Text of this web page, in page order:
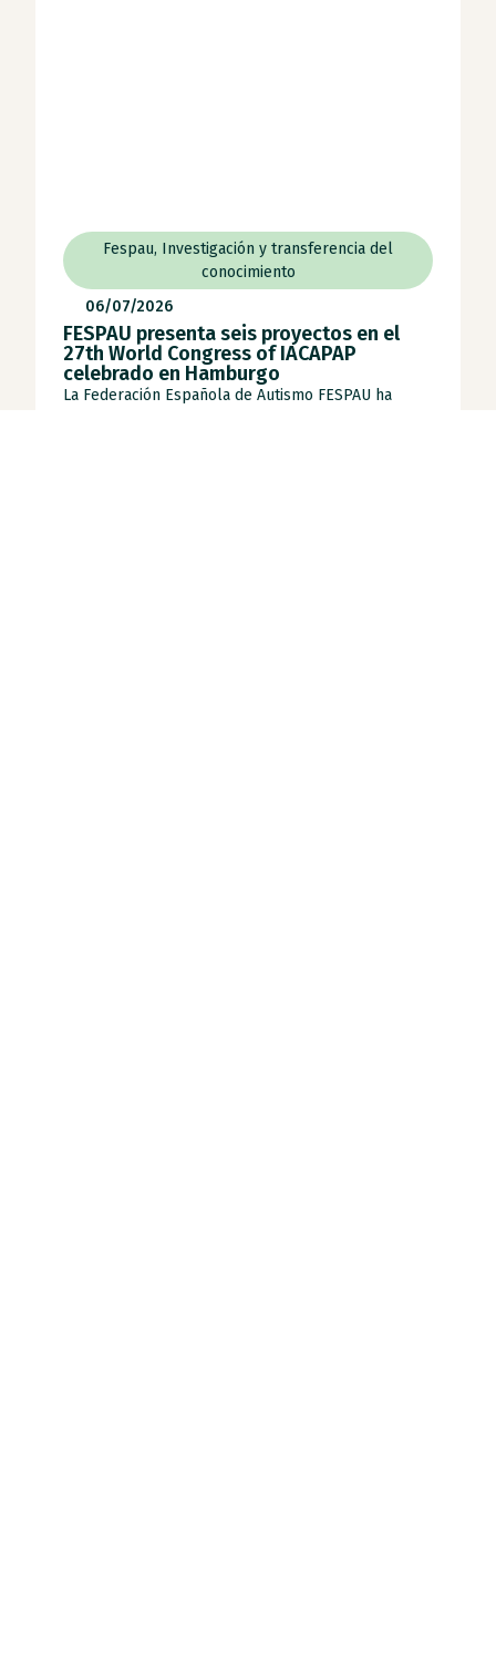
Fespau, Investigación y transferencia del
conocimiento
06/07/2026
FESPAU presenta seis proyectos en el
27th World Congress of IACAPAP
celebrado en Hamburgo
La Federación Española de Autismo FESPAU ha